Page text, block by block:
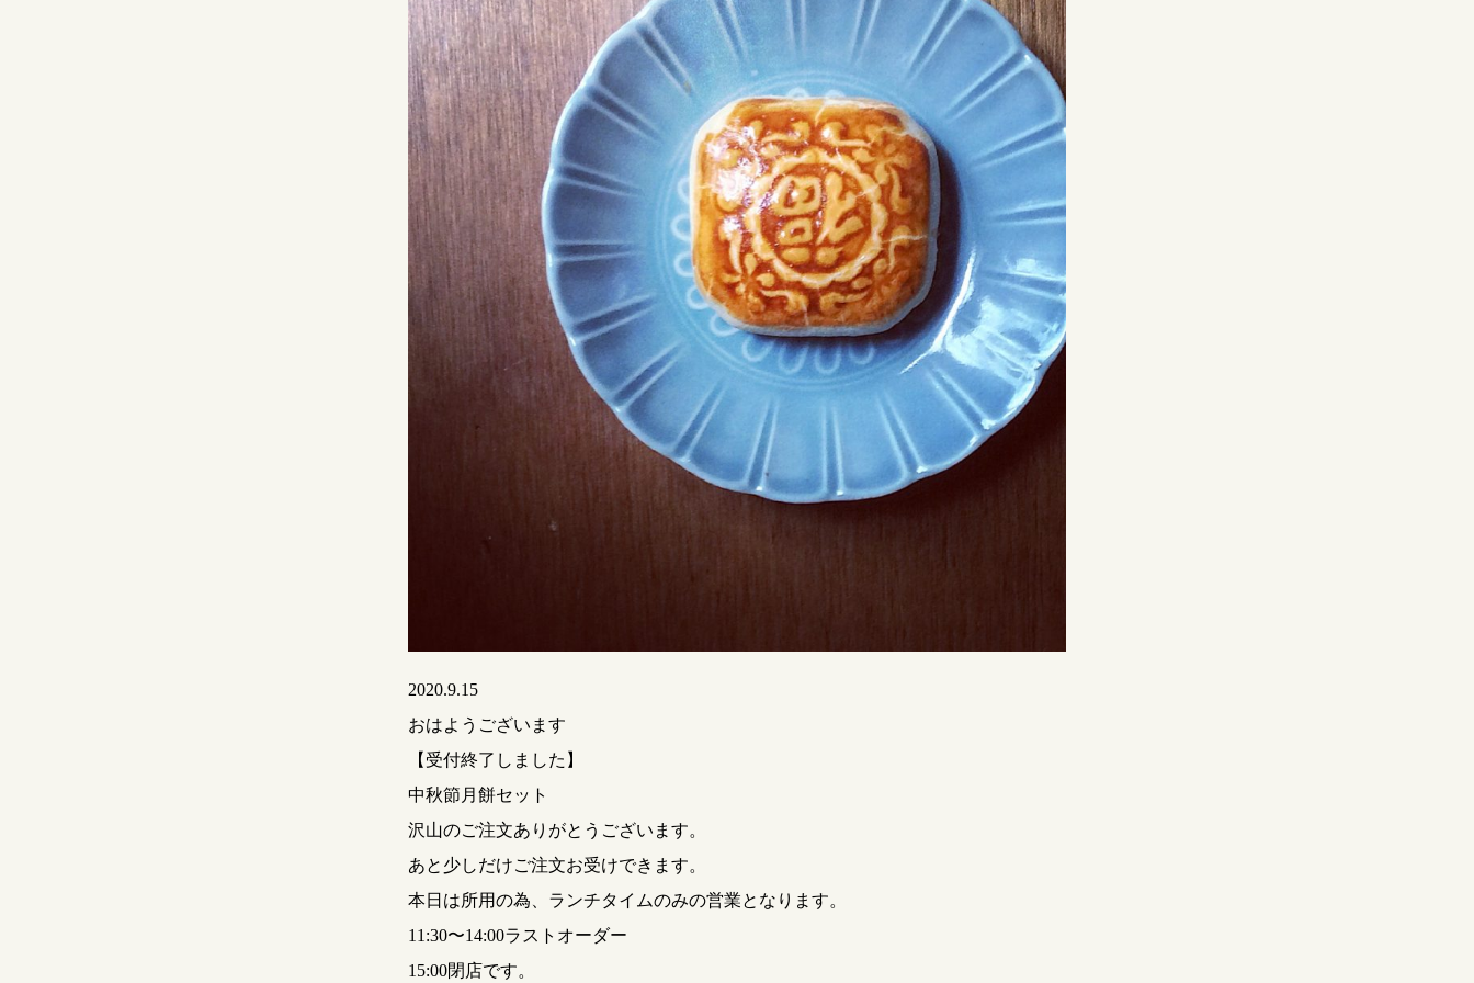
2020.9.15
おはようございます
【受付終了しました】
中秋節月餅セット
沢山のご注文ありがとうございます。
あと少しだけご注文お受けできます。
本日は所用の為、ランチタイムのみの営業となります。
11:30〜14:00ラストオーダー
15:00閉店です。